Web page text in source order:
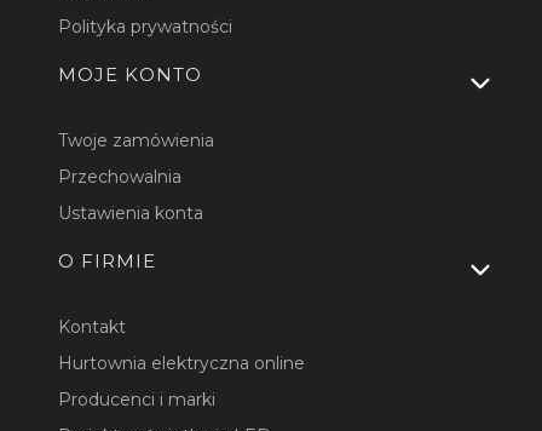
Polityka prywatności
MOJE KONTO
Twoje zamówienia
Przechowalnia
Ustawienia konta
O FIRMIE
Kontakt
Hurtownia elektryczna online
Producenci i marki